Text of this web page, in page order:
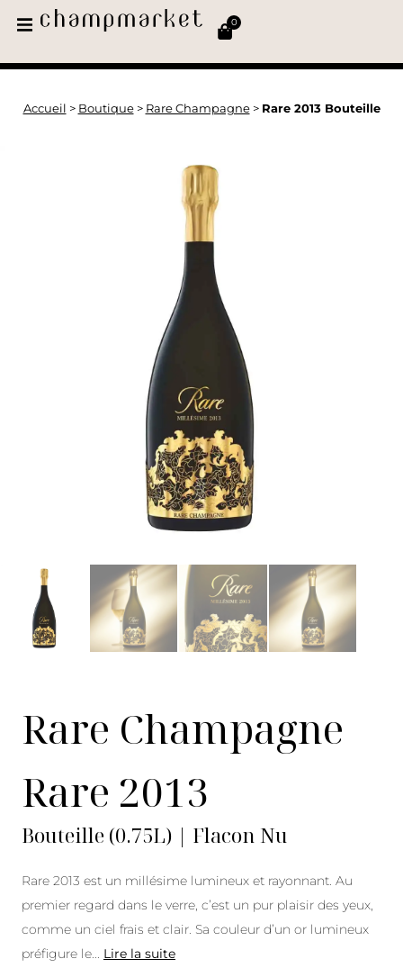
0
Accueil > Boutique> Rare Champagne> Rare 2013 Bouteille
Rare Champagne
Rare 2013
Bouteille (0.75L) | Flacon Nu
Rare 2013 est un millésime lumineux et rayonnant. Au
premier regard dans le verre, c’est un pur plaisir des yeux,
comme un ciel frais et clair. Sa couleur d’un or lumineux
préfigure le
Lire la suite